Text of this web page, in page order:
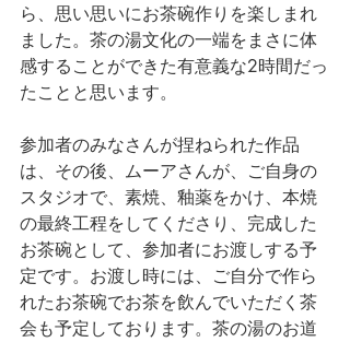
ら、思い思いにお茶碗作りを楽しまれ
ました。茶の湯文化の一端をまさに体
感することができた有意義な2時間だっ
たことと思います。
参加者のみなさんが捏ねられた作品
は、その後、ムーアさんが、ご自身の
スタジオで、素焼、釉薬をかけ、本焼
の最終工程をしてくださり、完成した
お茶碗として、参加者にお渡しする予
定です。お渡し時には、ご自分で作ら
れたお茶碗でお茶を飲んでいただく茶
会も予定しております。茶の湯のお道